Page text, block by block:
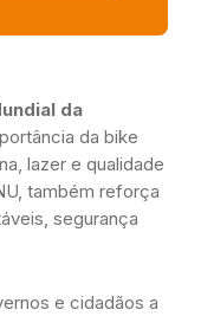
da
da bike
lazer e qualidade
também reforça
segurança
e cidadãos a